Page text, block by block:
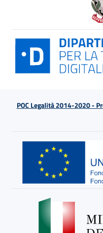
POC Legalità 2014-2020 -